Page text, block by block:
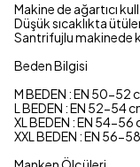
Makine de ağartıcı
Düşük sıcaklıkta
Santrifujlu makinede
Beden Bilgisi
M BEDEN : EN 50-
L BEDEN : EN 52-54
XL BEDEN : EN 54-
XXL BEDEN : EN 56-